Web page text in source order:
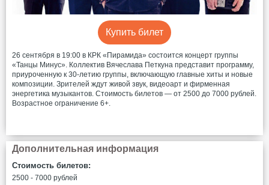
Купить билет
26 сентября в 19:00 в КРК «Пирамида» состоится концерт группы
«Танцы Минус». Коллектив Вячеслава Петкуна представит программу,
приуроченную к 30-летию группы, включающую главные хиты и новые
композиции. Зрителей ждут живой звук, видеоарт и фирменная
энергетика музыкантов. Стоимость билетов — от 2500 до 7000 рублей.
Возрастное ограничение 6+.
Дополнительная информация
Стоимость билетов:
2500 - 7000 рублей